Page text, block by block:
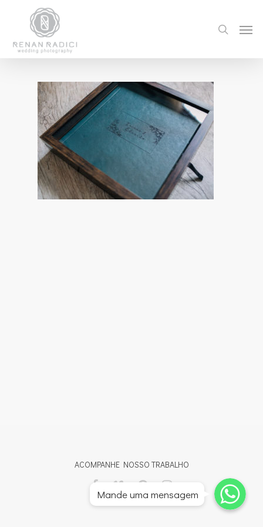
ACOMPANHE NOSSO TRABALHO
Whatsapp
Whatsapp
Whatsapp
Mande uma mensagem